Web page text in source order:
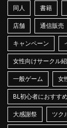
同人 書籍
店舗 通信販売
キャンペーン
女性向けサークル
一般ゲーム 女
BL初心者におすす
大感謝祭 ツク